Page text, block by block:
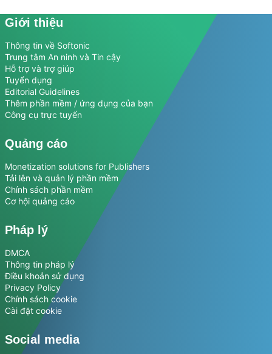
Giới thiệu
Thông tin về Softonic
Trung tâm An ninh và Tin cậy
Hỗ trợ và trợ giúp
Tuyển dụng
Editorial Guidelines
Thêm phần mềm / ứng dụng của bạn
Công cụ trực tuyến
Quảng cáo
Monetization solutions for Publishers
Tải lên và quản lý phần mềm
Chính sách phần mềm
Cơ hội quảng cáo
Pháp lý
DMCA
Thông tin pháp lý
Điều khoản sử dụng
Privacy Policy
Chính sách cookie
Cài đặt cookie
Social media